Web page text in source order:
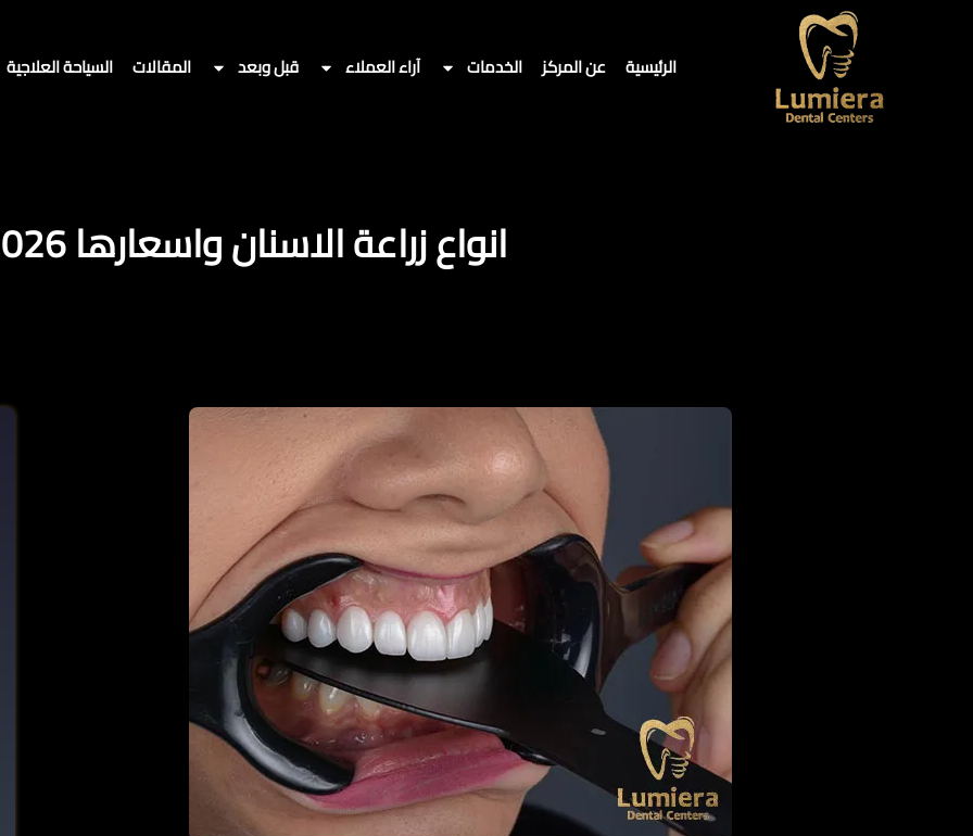
الرئيسية عن المركز الخدمات آراء العملاء قبل وبعد المقالات السياحة العلاجية
انواع زراعة الاسنان واسعارها 2026